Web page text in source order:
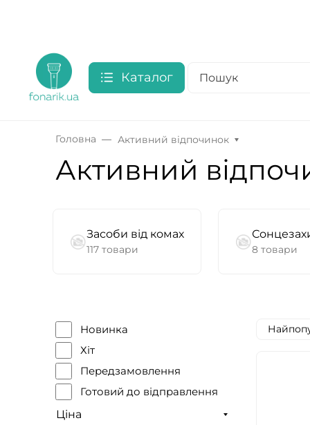
Каталог
Головна Активний відпочинок
Активний
Засоби від комах
117 товари 8 товари
Новинка
Хіт
Передзамовлення
Готовий до відправлення
Ціна